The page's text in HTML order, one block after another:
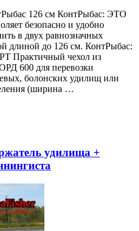
126 см КонтРыбас: ЭТО
безопасно и удобно
в двух равнозначных
длиной до 126 см. КонтРыбас:
чехол из
600 для перевозки
болонских удилищ или
(ширина …
удилища +